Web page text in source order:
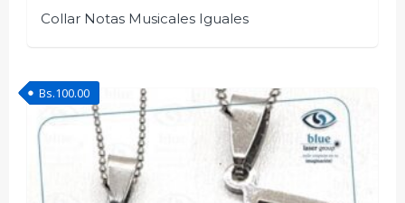
Collar Notas Musicales Iguales
Bs.100.00